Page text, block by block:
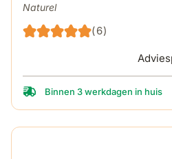
Naturel
(6)
Binnen 3 werkdagen in huis